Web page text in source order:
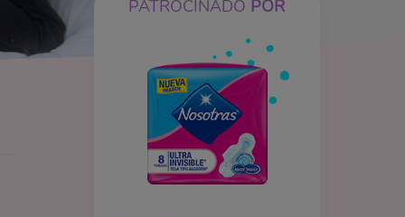
PATROCINADO POR